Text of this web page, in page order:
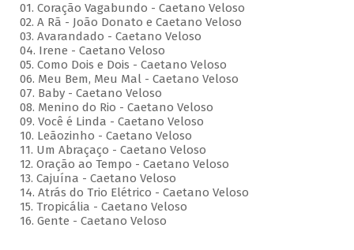
01. Coração Vagabundo - Caetano Veloso
02. A Rã - João Donato e Caetano Veloso
03. Avarandado - Caetano Veloso
04. Irene - Caetano Veloso
05. Como Dois e Dois - Caetano Veloso
06. Meu Bem, Meu Mal - Caetano Veloso
07. Baby - Caetano Veloso
08. Menino do Rio - Caetano Veloso
09. Você é Linda - Caetano Veloso
10. Leãozinho - Caetano Veloso
11. Um Abraçaço - Caetano Veloso
12. Oração ao Tempo - Caetano Veloso
13. Cajuína - Caetano Veloso
14. Atrás do Trio Elétrico - Caetano Veloso
15. Tropicália - Caetano Veloso
16. Gente - Caetano Veloso